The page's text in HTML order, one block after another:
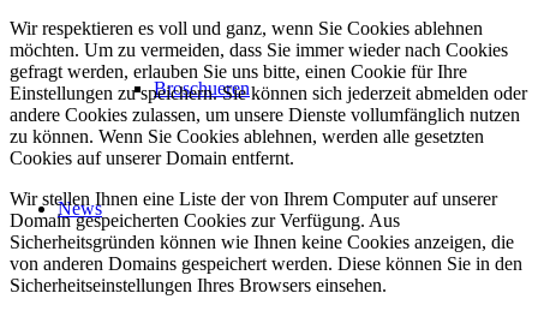
Broschueren
News
Wir respektieren es voll und ganz, wenn Sie Cookies ablehnen
möchten. Um zu vermeiden, dass Sie immer wieder nach Cookies
gefragt werden, erlauben Sie uns bitte, einen Cookie für Ihre
Einstellungen zu speichern. Sie können sich jederzeit abmelden oder
andere Cookies zulassen, um unsere Dienste vollumfänglich nutzen
zu können. Wenn Sie Cookies ablehnen, werden alle gesetzten
Cookies auf unserer Domain entfernt.
Wir stellen Ihnen eine Liste der von Ihrem Computer auf unserer
Domain gespeicherten Cookies zur Verfügung. Aus
Sicherheitsgründen können wie Ihnen keine Cookies anzeigen, die
von anderen Domains gespeichert werden. Diese können Sie in den
Sicherheitseinstellungen Ihres Browsers einsehen.